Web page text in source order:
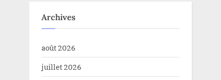
Archives
août 2026
juillet 2026